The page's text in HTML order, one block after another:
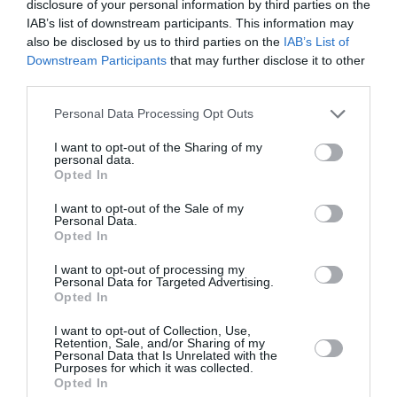
disclosure of your personal information by third parties on the
IAB’s list of downstream participants. This information may
also be disclosed by us to third parties on the IAB’s List of
Downstream Participants that may further disclose it to other
Personal Data Processing Opt Outs
I want to opt-out of the Sharing of my
personal data.
Opted In
I want to opt-out of the Sale of my
Personal Data.
Opted In
I want to opt-out of processing my
Personal Data for Targeted Advertising.
Opted In
I want to opt-out of Collection, Use,
Retention, Sale, and/or Sharing of my
Personal Data that Is Unrelated with the
Purposes for which it was collected.
Opted In
h 39 min
Bonsoir vos propos sont inappropriés la compagnie
Ariana peut et doit réouvrir lelll e
fayçalaira commenté :
attnB777
allez faire des vols la bas avec votre B777 si vous etes pilote
????a commenté :
5 septembre 2021 -